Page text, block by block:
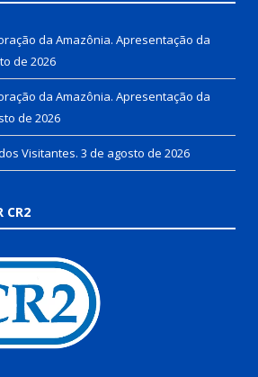
da Amazônia. Apresentação da
de 2026
da Amazônia. Apresentação da
de 2026
dos Visitantes. 3 de agosto de 2026
CR2